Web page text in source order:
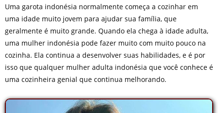
Uma garota indonésia normalmente começa a cozinhar em
uma idade muito jovem para ajudar sua família, que
geralmente é muito grande. Quando ela chega à idade adulta,
uma mulher indonésia pode fazer muito com muito pouco na
cozinha. Ela continua a desenvolver suas habilidades, e é por
isso que qualquer mulher adulta indonésia que você conhece é
uma cozinheira genial que continua melhorando.